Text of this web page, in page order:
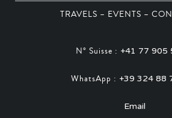
TRAVELS – EVENTS –
N° Suisse : +41 77 905
WhatsApp : +39 324 88
Email